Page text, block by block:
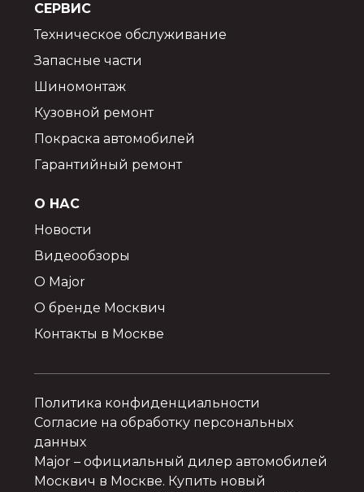
СЕРВИС
Техническое обслуживание
Запасные части
Шиномонтаж
Кузовной ремонт
Покраска автомобилей
Гарантийный ремонт
О НАС
Новости
Видеообзоры
О Major
О бренде Москвич
Контакты в Москве
Политика конфиденциальности
Согласие на обработку персональных
данных
Major – официальный дилер автомобилей
Москвич в Москве. Купить новый